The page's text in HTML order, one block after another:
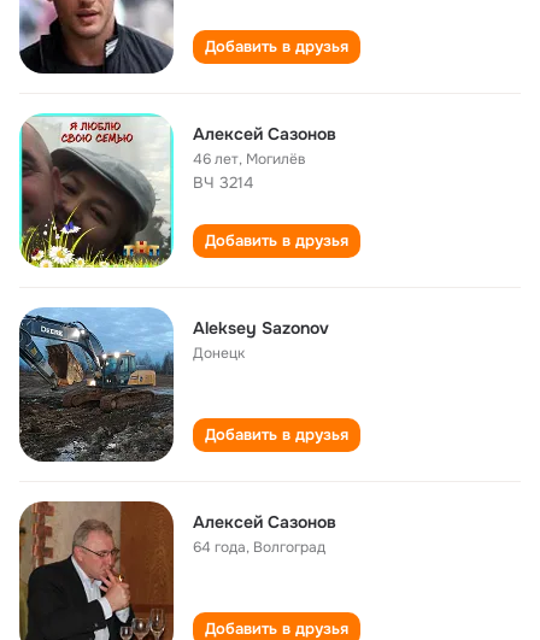
Добавить в друзья
Алексей Сазонов
46 лет, Могилёв
ВЧ 3214
Добавить в друзья
Aleksey Sazonov
Донецк
Добавить в друзья
Алексей Сазонов
64 года, Волгоград
Добавить в друзья